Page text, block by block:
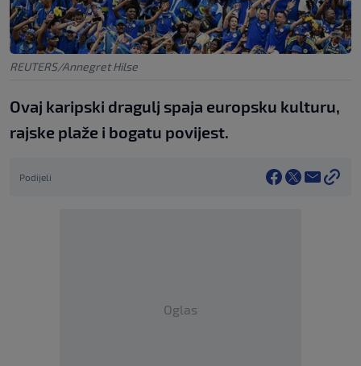
REUTERS/Annegret Hilse
Ovaj karipski dragulj spaja europsku kulturu,
rajske plaže i bogatu povijest.
Podijeli
Oglas